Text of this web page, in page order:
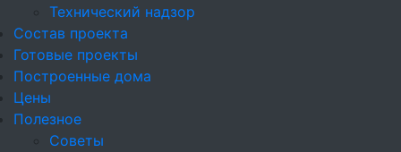
Технический надзор
Состав проекта
Готовые проекты
Построенные дома
Цены
Полезное
Советы